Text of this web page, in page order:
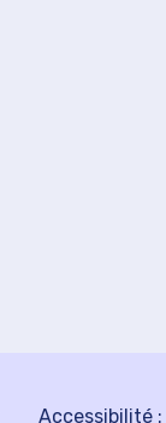
Accessibilité